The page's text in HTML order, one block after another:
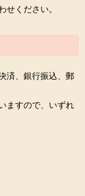
せください。
済、銀行振込、郵
ますので、いずれ